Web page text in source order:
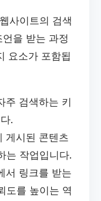
사이트의 검색
을 받는 과정
요소가 포함됩
주 검색하는 키
.
게시된 콘텐츠
는 작업입니다.
서 링크를 받는
도를 높이는 역